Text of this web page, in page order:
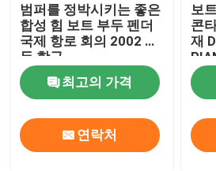
범퍼를 정박시키는 좋은
합성 힘 보트 부두 펜더
국제 항로 회의 2002 부
두 항구
최고의 가격
연락처
보
콘
재